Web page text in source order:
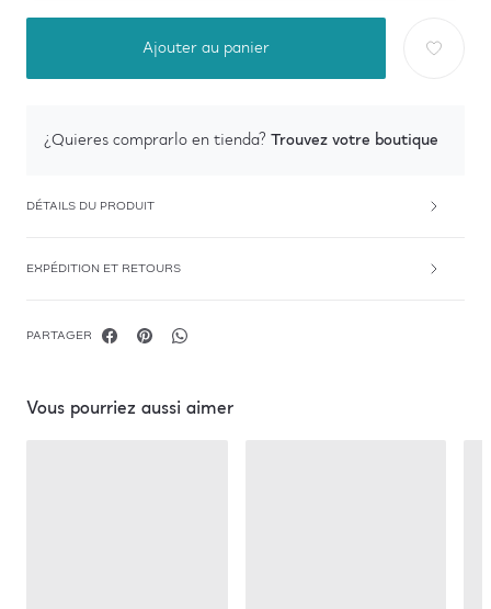
Ajouter au panier
¿Quieres comprarlo en tienda? Trouvez votre boutique
DÉTAILS DU PRODUIT
EXPÉDITION ET RETOURS
PARTAGER
Vous pourriez aussi aimer